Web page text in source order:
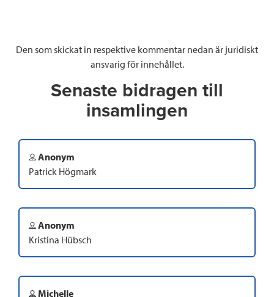
Den som skickat in respektive kommentar nedan är juridiskt
ansvarig för innehållet.
Senaste bidragen till
insamlingen
Anonym
Patrick Högmark
Anonym
Kristina Hübsch
Michelle